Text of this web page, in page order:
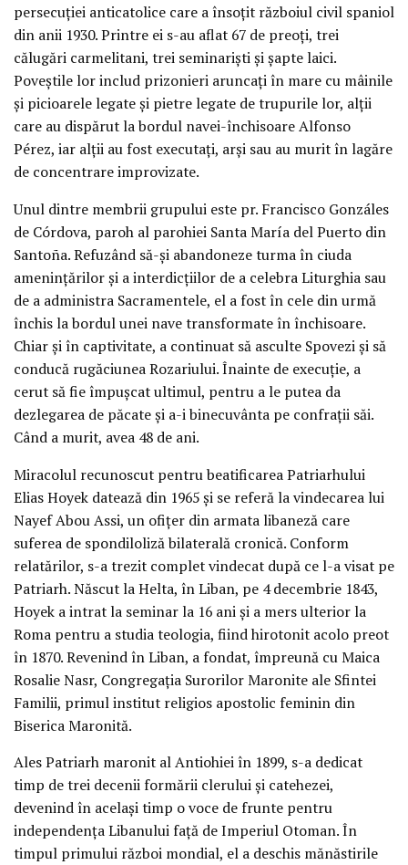
persecuției anticatolice care a însoțit războiul civil spaniol
din anii 1930. Printre ei s-au aflat 67 de preoți, trei
călugări carmelitani, trei seminariști și șapte laici.
Poveștile lor includ prizonieri aruncați în mare cu mâinile
și picioarele legate și pietre legate de trupurile lor, alții
care au dispărut la bordul navei-închisoare Alfonso
Pérez, iar alții au fost executați, arși sau au murit în lagăre
de concentrare improvizate.
Unul dintre membrii grupului este pr. Francisco Gonzáles
de Córdova, paroh al parohiei Santa María del Puerto din
Santoña. Refuzând să-și abandoneze turma în ciuda
amenințărilor și a interdicțiilor de a celebra Liturghia sau
de a administra Sacramentele, el a fost în cele din urmă
închis la bordul unei nave transformate în închisoare.
Chiar și în captivitate, a continuat să asculte Spovezi și să
conducă rugăciunea Rozariului. Înainte de execuție, a
cerut să fie împușcat ultimul, pentru a le putea da
dezlegarea de păcate și a-i binecuvânta pe confrații săi.
Când a murit, avea 48 de ani.
Miracolul recunoscut pentru beatificarea Patriarhului
Elias Hoyek datează din 1965 și se referă la vindecarea lui
Nayef Abou Assi, un ofițer din armata libaneză care
suferea de spondiloliză bilaterală cronică. Conform
relatărilor, s-a trezit complet vindecat după ce l-a visat pe
Patriarh. Născut la Helta, în Liban, pe 4 decembrie 1843,
Hoyek a intrat la seminar la 16 ani și a mers ulterior la
Roma pentru a studia teologia, fiind hirotonit acolo preot
în 1870. Revenind în Liban, a fondat, împreună cu Maica
Rosalie Nasr, Congregația Surorilor Maronite ale Sfintei
Familii, primul institut religios apostolic feminin din
Biserica Maronită.
Ales Patriarh maronit al Antiohiei în 1899, s-a dedicat
timp de trei decenii formării clerului și catehezei,
devenind în același timp o voce de frunte pentru
independența Libanului față de Imperiul Otoman. În
timpul primului război mondial, el a deschis mănăstirile